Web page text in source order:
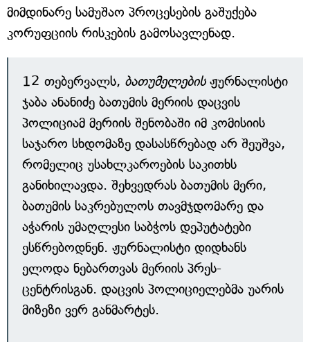
მიმდინარე სამუშაო პროცესების გაშუქება
კორუფციის რისკების გამოსავლენად.
12 თებერვალს, ბათუმელებისჟურნალისტი
ჯაბა ანანიძე ბათუმის მერიის დაცვის
პოლიციამ მერიის შენობაში იმ კომისიის
საჯარო სხდომაზე დასასწრებად არ შეუშვა,
რომელიც უსახლკაროების საკითხს
განიხილავდა. შეხვედრას ბათუმის მერი,
ბათუმის საკრებულოს თავმჯდომარე და
აჭარის უმაღლესი საბჭოს დეპუტატები
ესწრებოდნენ. ჟურნალისტი დიდხანს
ელოდა ნებართვას მერიის პრეს-
ცენტრისგან. დაცვის პოლიციელებმა უარის
მიზეზი ვერ განმარტეს.